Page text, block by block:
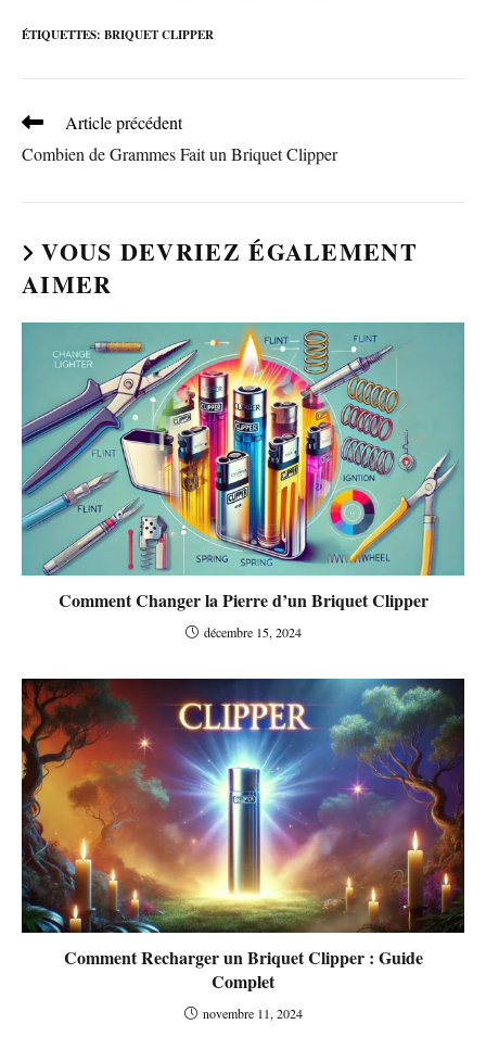
ÉTIQUETTES: BRIQUET CLIPPER
Read
articles
Article précédent
Combien de Grammes Fait un Briquet Clipper
VOUS DEVRIEZ ÉGALEMENT
AIMER
Comment Changer la Pierre d’un Briquet Clipper
décembre 15, 2024
Comment Recharger un Briquet Clipper : Guide
Complet
novembre 11, 2024